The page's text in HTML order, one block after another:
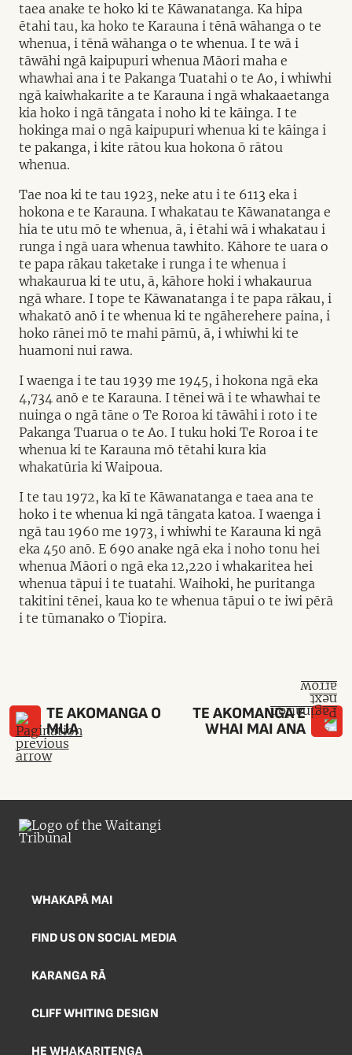
taea anake te hoko ki te Kāwanatanga. Ka hipa
ētahi tau, ka hoko te Karauna i tēnā wāhanga o te
whenua, i tēnā wāhanga o te whenua. I te wā i
tāwāhi ngā kaipupuri whenua Māori maha e
whawhai ana i te Pakanga Tuatahi o te Ao, i whiwhi
ngā kaiwhakarite a te Karauna i ngā whakaaetanga
kia hoko i ngā tāngata i noho ki te kāinga. I te
hokinga mai o ngā kaipupuri whenua ki te kāinga i
te pakanga, i kite rātou kua hokona ō rātou
whenua.
Tae noa ki te tau 1923, neke atu i te 6113 eka i
hokona e te Karauna. I whakatau te Kāwanatanga e
hia te utu mō te whenua, ā, i ētahi wā i whakatau i
runga i ngā uara whenua tawhito. Kāhore te uara o
te papa rākau taketake i runga i te whenua i
whakaurua ki te utu, ā, kāhore hoki i whakaurua
ngā whare. I tope te Kāwanatanga i te papa rākau, i
whakatō anō i te whenua ki te ngāherehere paina, i
hoko rānei mō te mahi pāmū, ā, i whiwhi ki te
huamoni nui rawa.
I waenga i te tau 1939 me 1945, i hokona ngā eka
4,734 anō e te Karauna. I tēnei wā i te whawhai te
nuinga o ngā tāne o Te Roroa ki tāwāhi i roto i te
Pakanga Tuarua o te Ao. I tuku hoki Te Roroa i te
whenua ki te Karauna mō tētahi kura kia
whakatūria ki Waipoua.
I te tau 1972, ka kī te Kāwanatanga e taea ana te
hoko i te whenua ki ngā tāngata katoa. I waenga i
ngā tau 1960 me 1973, i whiwhi te Karauna ki ngā
eka 450 anō. E 690 anake ngā eka i noho tonu hei
whenua Māori o ngā eka 12,220 i whakaritea hei
whenua tāpui i te tuatahi. Waihoki, he puritanga
takitini tēnei, kaua ko te whenua tāpui o te iwi pērā
i te tūmanako o Tiopira.
TE AKOMANGA O
MUA
TE AKOMANGA E
WHAI MAI ANA
WHAKAPĀ MAI
FIND US ON SOCIAL MEDIA
KARANGA RĀ
CLIFF WHITING DESIGN
HE WHAKARITENGA